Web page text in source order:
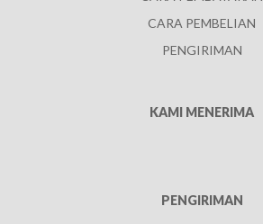
CARA PEMBELIAN
PENGIRIMAN
KAMI MENERIMA
PENGIRIMAN